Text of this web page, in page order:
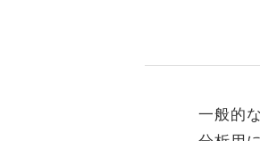
情報共
物理セ
一般的